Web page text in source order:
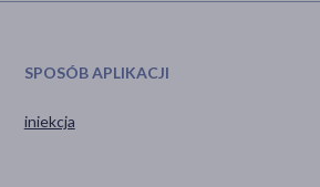
SPOSÓB APLIKACJI
iniekcja